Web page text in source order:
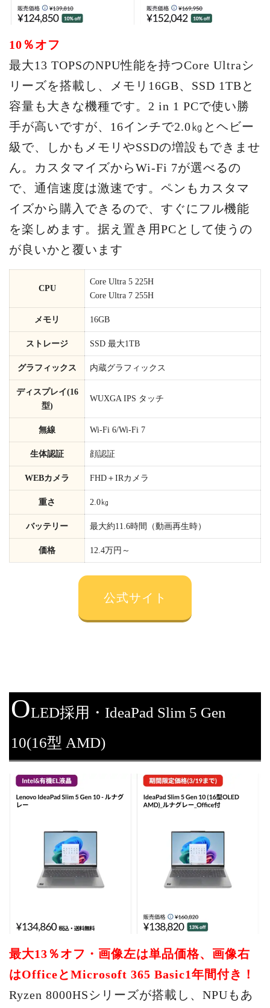
10％オフ
最大13 TOPSのNPU性能を持つCore Ultraシ
リーズを搭載し、メモリ16GB、SSD 1TBと
容量も大きな機種です。2 in 1 PCで使い勝
手が高いですが、16インチで2.0㎏とヘビー
級で、しかもメモリやSSDの増設もできませ
ん。カスタマイズからWi-Fi 7が選べるの
で、通信速度は激速です。ペンもカスタマ
イズから購入できるので、すぐにフル機能
を楽しめます。据え置き用PCとして使うの
が良いかと覆います
CPU
Core Ultra 5 225H
Core Ultra 7 255H
メモリ 16GB
ストレージ SSD 最大1TB
グラフィックス 内蔵グラフィックス
ディスプレイ(16
型)
WUXGA IPS タッチ
無線 Wi-Fi 6/Wi-Fi 7
生体認証 顔認証
WEBカメラ FHD＋IRカメラ
重さ 2.0㎏
バッテリー 最大約11.6時間（動画再生時）
価格 12.4万円～
公式サイト
OLED採用・IdeaPad Slim 5 Gen
10(16型 AMD)
最大13％オフ・画像左は単品価格、画像右
はOfficeとMicrosoft 365 Basic1年間付き！
Ryzen 8000HSシリーズが搭載し、NPUもあ